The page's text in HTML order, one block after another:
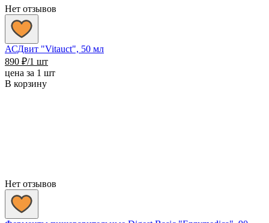
Нет отзывов
АСДвит "Vitauct", 50 мл
890 ₽/1 шт
цена за 1 шт
В корзину
Нет отзывов